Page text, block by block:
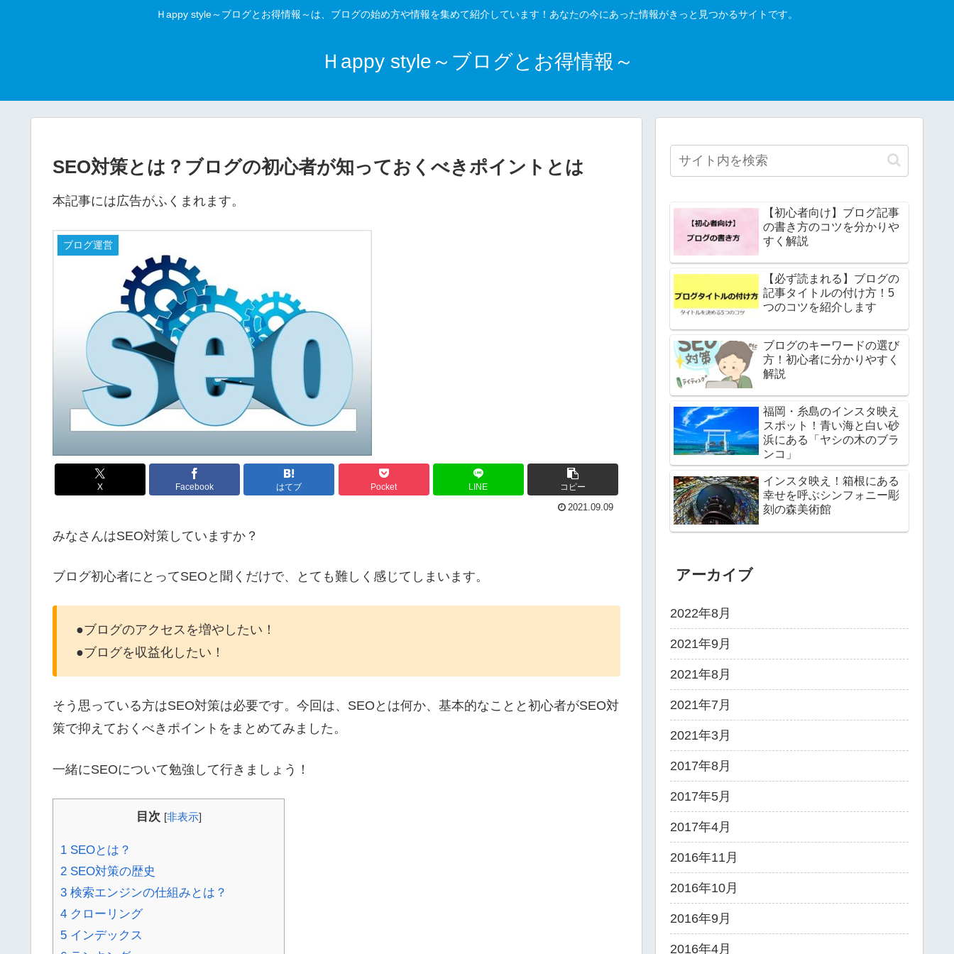
Ｈappy style～ブログとお得情報～は、ブログの始め方や情報を集めて紹介しています！あなたの今にあった情報がきっと見つかるサイトです。
Ｈappy style～ブログとお得情報～
SEO対策とは？ブログの初心者が知っておくべきポイントとは
本記事には広告がふくまれます。
ブログ運営
X Facebook はてブ Pocket LINE コピー
2021.09.09
みなさんはSEO対策していますか？
ブログ初心者にとってSEOと聞くだけで、とても難しく感じてしまいます。
●ブログのアクセスを増やしたい！
●ブログを収益化したい！
そう思っている方はSEO対策は必要です。今回は、SEOとは何か、基本的なことと初心者がSEO対
策で抑えておくべきポイントをまとめてみました。
一緒にSEOについて勉強して行きましょう！
目次 [非表示]
1 SEOとは？
2 SEO対策の歴史
3 検索エンジンの仕組みとは？
4 クローリング
5 インデックス
【初心者向け】ブログ記事
の書き方のコツを分かりや
すく解説
【必ず読まれる】ブログの
記事タイトルの付け方！5
つのコツを紹介します
ブログのキーワードの選び
方！初心者に分かりやすく
解説
福岡・糸島のインスタ映え
スポット！青い海と白い砂
浜にある「ヤシの木のブラ
ンコ」
インスタ映え！箱根にある
幸せを呼ぶシンフォニー彫
刻の森美術館
アーカイブ
2022年8月
2021年9月
2021年8月
2021年7月
2021年3月
2017年8月
2017年5月
2017年4月
2016年11月
2016年10月
2016年9月
2016年4月